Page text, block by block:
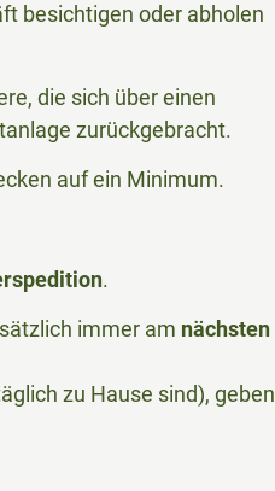
besichtigen oder abholen
die sich über einen
zurückgebracht.
auf ein Minimum.
.
immer am nächsten
zu Hause sind), geben